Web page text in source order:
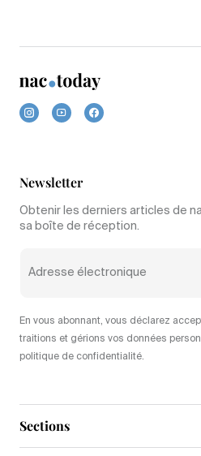
Sections
Newsletter
Obtenir les derniers articles de
sa boîte de réception.
En vous abonnant, vous déclarez
traitions et gérions vos données
politique de confidentialité.